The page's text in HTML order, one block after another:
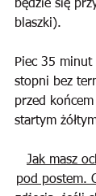
będzie się
blaszki).
Piec 35
stopni bez
przed
startym
Jak masz
pod postem.